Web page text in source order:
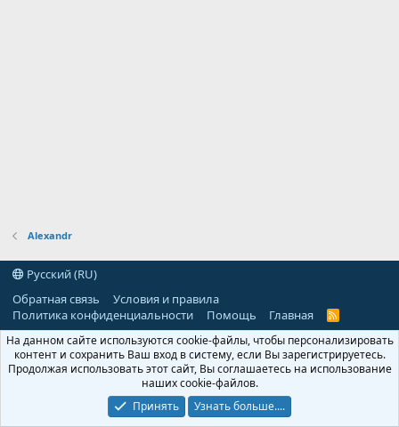
Alexandr
Русский (RU)
Обратная связь
Условия и правила
Политика конфиденциальности
Помощь Главная
R
S
На данном сайте используются cookie-файлы, чтобы персонализировать
контент и сохранить Ваш вход в систему, если Вы зарегистрируетесь.
Продолжая использовать этот сайт, Вы соглашаетесь на использование
наших cookie-файлов.
Принять
Узнать больше....